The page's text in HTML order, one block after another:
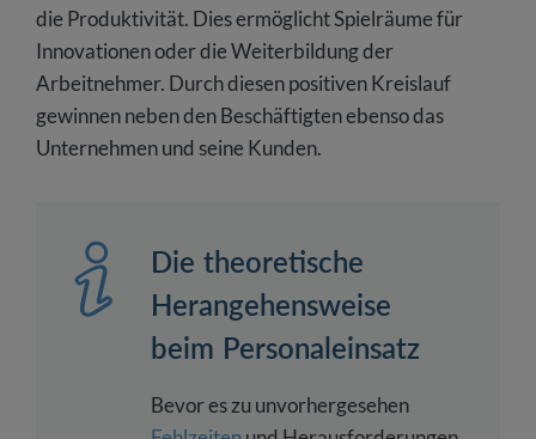
die Produktivität. Dies ermöglicht Spielräume für
Innovationen oder die Weiterbildung der
Arbeitnehmer. Durch diesen positiven Kreislauf
gewinnen neben den Beschäftigten ebenso das
Unternehmen und seine Kunden.
Die theoretische
Herangehensweise
beim Personaleinsatz
Bevor es zu unvorhergesehen